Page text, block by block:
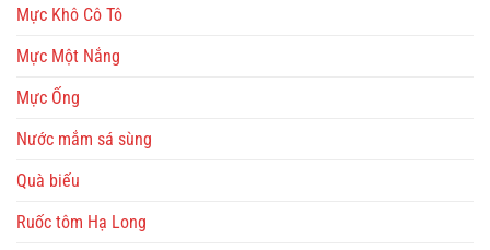
Mực Khô Cô Tô
Mực Một Nắng
Mực Ống
Nước mắm sá sùng
Quà biếu
Ruốc tôm Hạ Long